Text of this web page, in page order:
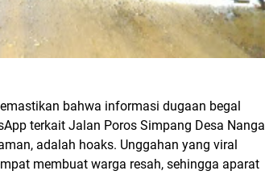
bahwa informasi dugaan begal
terkait Jalan Poros Simpang Desa Nanga
adalah hoaks. Unggahan yang viral
membuat warga resah, sehingga aparat